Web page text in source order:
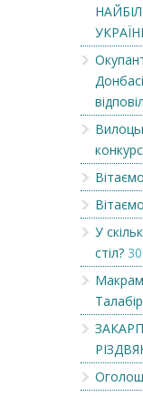
УКРАЇНІ
конкурс
Вітаємо
Вітаємо
У
стіл?